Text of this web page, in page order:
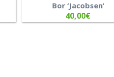
Bor ‘Jacobsen’
40,00€